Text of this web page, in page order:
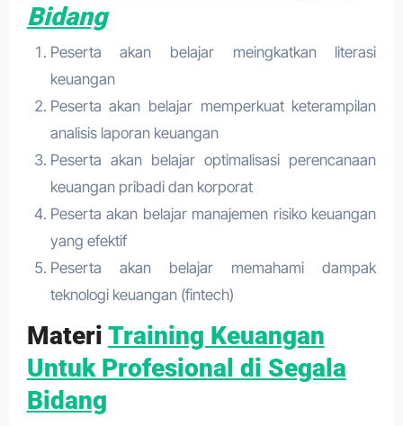
Bidang
Peserta akan belajar meingkatkan literasi
keuangan
Peserta akan belajar memperkuat keterampilan
analisis laporan keuangan
Peserta akan belajar optimalisasi perencanaan
keuangan pribadi dan korporat
Peserta akan belajar manajemen risiko keuangan
yang efektif
Peserta akan belajar memahami dampak
teknologi keuangan (fintech)
Materi Training Keuangan
Untuk Profesional di Segala
Bidang